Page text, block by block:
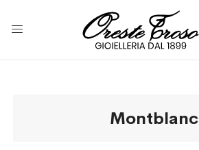
Montblanc